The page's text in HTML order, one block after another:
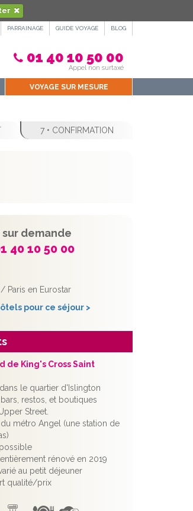
PARRAINAGE GUIDE VOYAGE BLOG
01 40 10 50 00
Appel non surtaxé
VOYAGE SUR MESURE
7 • CONFIRMATION
sur demande
40 10 50 00
Paris en Eurostar
pour ce séjour >
de King's Cross Saint
le quartier d'Islington
restos, et boutiques
Street.
métro Angel (une station de
rénové en 2019
au petit déjeuner
qualité/prix